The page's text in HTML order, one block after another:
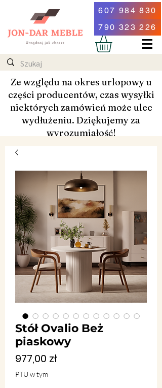
607 984 830
790 323 226
Ze względu na okres urlopowy u
części producentów, czas wysyłki
niektórych zamówień może ulec
wydłużeniu. Dziękujemy za
wyrozumiałość!
Stół Ovalio Beż
piaskowy
977,00 złCena
PTU w tym